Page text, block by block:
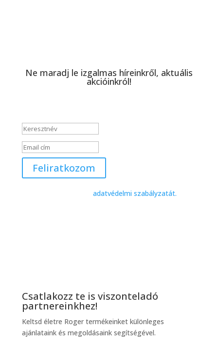
Ne maradj le izgalmas híreinkről, aktuális
akcióinkról!
Feliratkozom
adatvédelmi szabályzatát.
Csatlakozz te is viszonteladó
partnereinkhez!
Keltsd életre Roger termékeinket különleges
ajánlataink és megoldásaink segítségével.